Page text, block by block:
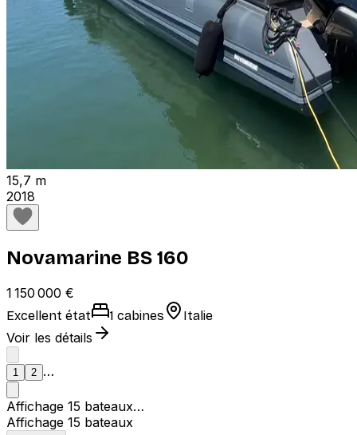
15,7 m
2018
Novamarine BS 160
1 150 000 €
Excellent état 1 cabines Italie
Voir les détails
12Suivant
1 2 …
Affichage 15 bateaux…
Affichage 15 bateaux